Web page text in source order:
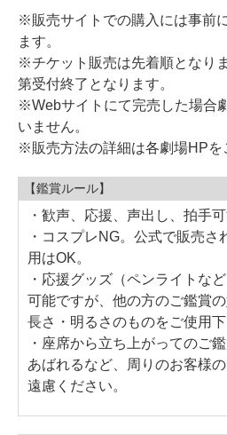
※販売サイトでの購入には事前
ます。
※チケット販売は先着順となり
第受付終了となります。
※Webサイトにて完売した場合
いません。
※販売方法の詳細は各劇場HPを
【鑑賞ルール】
・歓声、応援、声出し、拍手
・コスプレNG。公式で販売
用はOK。
・応援グッズ（ペンライトな
可能ですが、他の方のご鑑賞
長さ・明るさのものをご使用下
・座席から立ち上がってのご
あばれるなど、周りのお客様
遠慮ください。